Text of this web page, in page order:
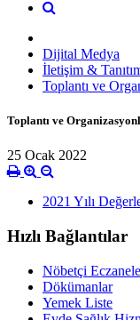
Dijital Medya
İletişim &
Toplantı ve
Toplantı ve
25 Ocak 2022
2021 Yılı
Hızlı Bağlantılar
Nöbetçi
Dökümanlar
Yemek Liste